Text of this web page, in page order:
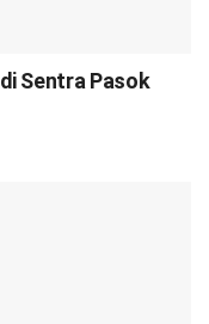
Sentra Pasok